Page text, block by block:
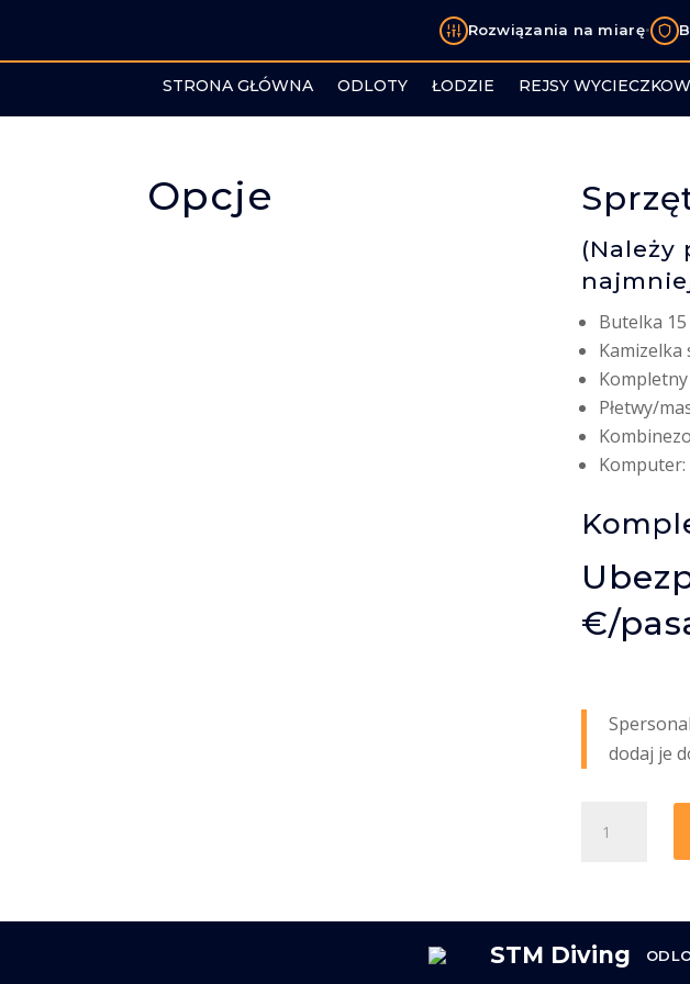
Rozwiązania na miarę•
STRONA GŁÓWNA ODLOTY ŁODZIE REJSY
Opcje
(Należy
Butelka 15
Kamizelka
Płetwy/
Komputer:
€/
dodaj je
Opcje